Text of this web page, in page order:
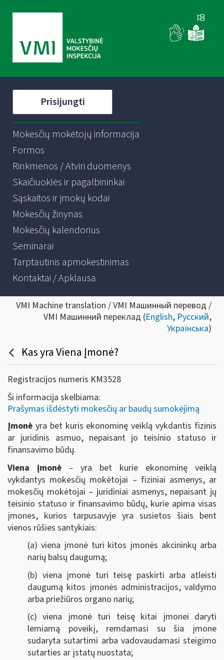
Prisijungti
Mokesčių mokėtojų informacija
Formos
Rinkmenos / Atviri duomenys
Skaičiuoklės ir pagalbininkai
Sąskaitos ir įmokų kodai
Mokesčių žinynas
Mokesčių kalendorius
Seminarai
Tarptautinis apmokestinimas
Kontaktai / Apklausa
VMI Machine translation / VMI Машинный перевод /
VMI Машинний переклад (English, Русский,
Українська)
Kas yra Viena Įmonė?
Registracijos numeris KM3528
Ši informacija skelbiama:
Prašymas išdėstyti mokesčių ar baudų sumokėjimą
Įmonė yra bet kuris ekonominę veiklą vykdantis fizinis
ar juridinis asmuo, nepaisant jo teisinio statuso ir
finansavimo būdų.
Viena įmonė – yra bet kurie ekonominę veiklą
vykdantys mokesčių mokėtojai – fiziniai asmenys, ar
mokesčių mokėtojai – juridiniai asmenys, nepaisant jų
teisinio statuso ir finansavimo būdų, kurie apima visas
įmones, kurios tarpusavyje yra susietos šiais bent
vienos rūšies santykiais:
(a) viena įmonė turi kitos įmonės akcininkų arba
narių balsų daugumą;
(b) viena įmonė turi teisę paskirti arba atleisti
daugumą kitos įmonės administracijos, valdymo
arba priežiūros organo narių;
(c) viena įmonė turi teisę kitai įmonei daryti
lemiamą poveikį, remdamasi su šia įmone
sudaryta sutartimi arba vadovaudamasi steigimo
sutarties ar įstatų nuostata;